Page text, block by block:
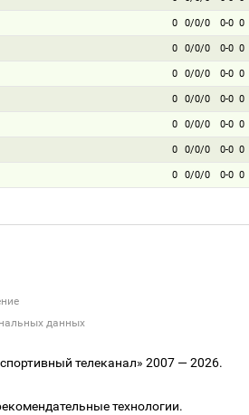
0 0/0/0 0-0 0
0 0/0/0 0-0 0
0 0/0/0 0-0 0
0 0/0/0 0-0 0
0 0/0/0 0-0 0
0 0/0/0 0-0 0
0 0/0/0 0-0 0
данных
телеканал» 2007 — 2026.
технологии.